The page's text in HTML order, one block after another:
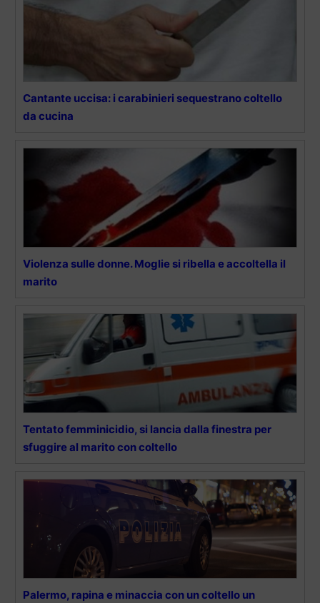
Cantante uccisa: i carabinieri sequestrano coltello
da cucina
Violenza sulle donne. Moglie si ribella e accoltella il
marito
Tentato femminicidio, si lancia dalla finestra per
sfuggire al marito con coltello
Palermo, rapina e minaccia con un coltello un